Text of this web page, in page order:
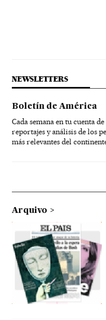
NEWSLETTERS
Boletín de América
Cada semana en tu cuenta
reportajes y análisis de los
más relevantes del
Arquivo